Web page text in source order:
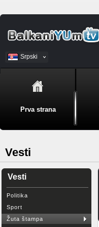
Srpski
BiH
Prva strana
Vesti
Vesti
Politika
Sport
Žuta štampa